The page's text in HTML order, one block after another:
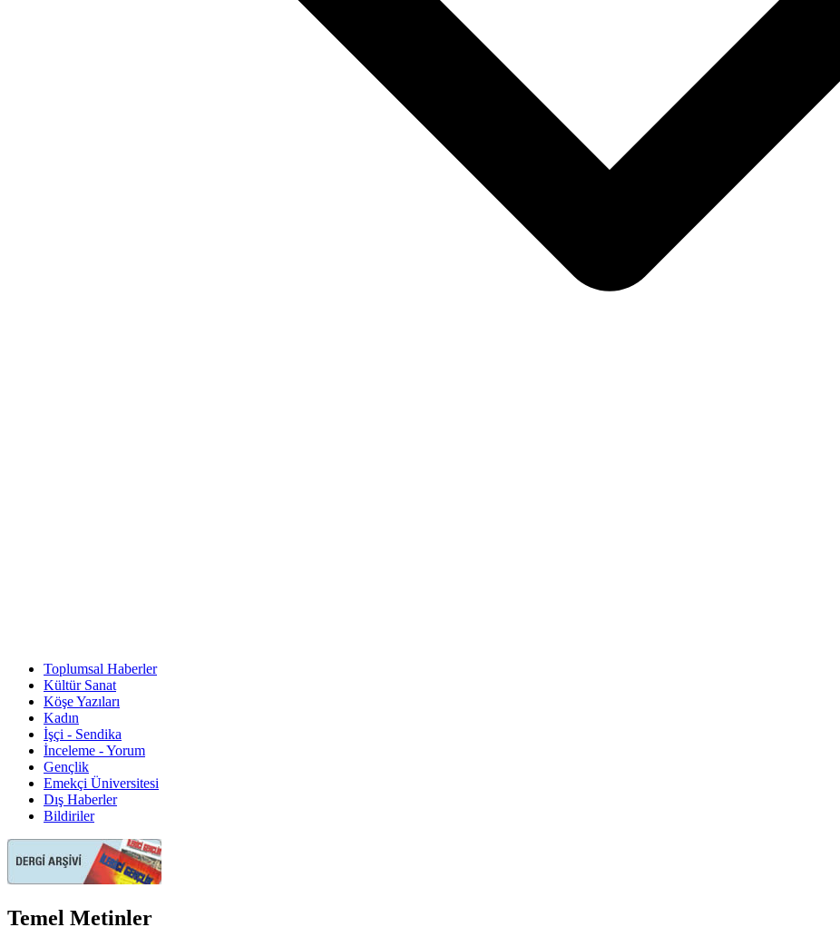
Toplumsal Haberler
Kültür Sanat
Köşe Yazıları
Kadın
İşçi - Sendika
İnceleme - Yorum
Gençlik
Emekçi Üniversitesi
Dış Haberler
Bildiriler
Temel Metinler